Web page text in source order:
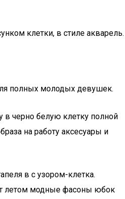
клетки, в стиле акварель.
полных молодых девушек.
черно белую клетку полной
на работу аксесуары и
в с узором-клетка.
летом модные фасоны юбок